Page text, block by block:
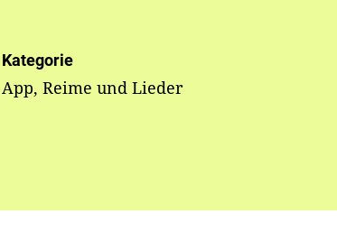
Kategorie
App, Reime und Lieder